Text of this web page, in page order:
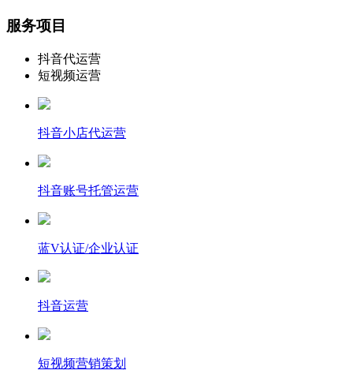
服务项目
抖音代运营
短视频运营
抖音小店代运营
抖音账号托管运营
蓝V认证/企业认证
抖音运营
短视频营销策划